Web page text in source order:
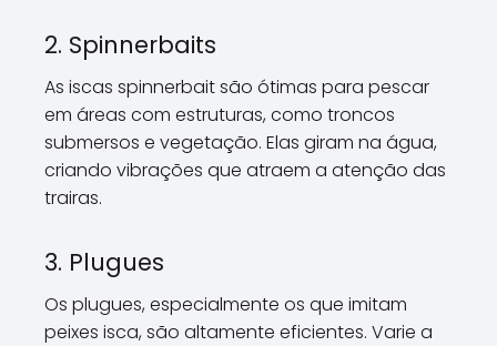
2. Spinnerbaits
As iscas spinnerbait são ótimas para pescar
em áreas com estruturas, como troncos
submersos e vegetação. Elas giram na água,
criando vibrações que atraem a atenção das
trairas.
3. Plugues
Os plugues, especialmente os que imitam
peixes isca, são altamente eficientes. Varie a